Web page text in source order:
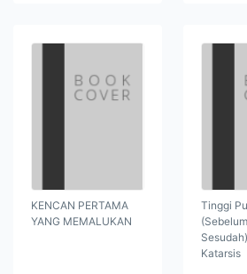
KENCAN PERTAMA
YANG MEMALUKAN
Tinggi
Katarsis